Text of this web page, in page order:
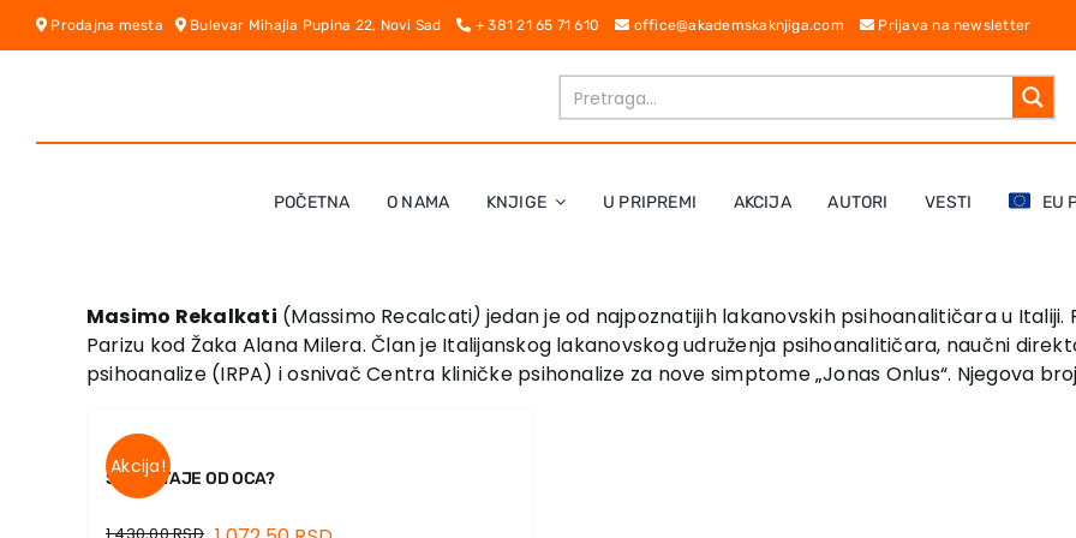
Skip
Prodajna mesta Bulevar Mihajla Pupina 22, Novi Sad + 381 21 65 71 610 office@akademskaknjiga.com Prijava na newsletter
POČETNA O NAMA KNJIGE U PRIPREMI AKCIJA AUTORI VESTI EU
Masimo Rekalkati (Massimo Recalcati) jedan je od najpoznatijih lakanovskih psihoanalitičara u Italiji.
Parizu kod Žaka Alana Milera. Član je Italijanskog lakanovskog udruženja psihoanalitičara, naučni
psihoanalize (IRPA) i osnivač Centra kliničke psihonalize za nove simptome „Jonas Onlus“. Njegova
Akcija!
ŠTA OSTAJE OD OCA?